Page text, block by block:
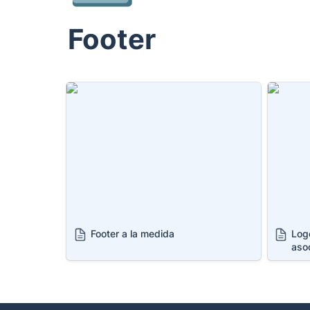
Footer
Footer a la medida
Footer a la medida